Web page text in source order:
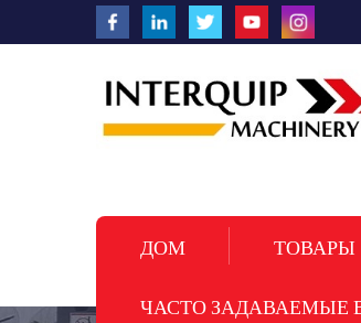
ДОМ ТОВАРЫ
ЧАСТО ЗАДАВАЕМЫЕ